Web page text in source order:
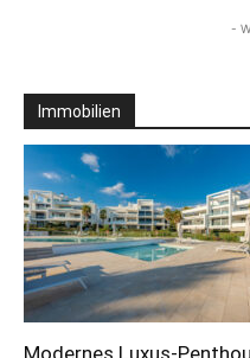
-
Immobilien
Modernes Luxus-